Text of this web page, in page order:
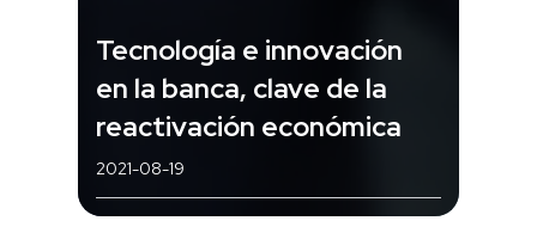
Tecnología e innovación
en la banca, clave de la
reactivación económica
2021-08-19